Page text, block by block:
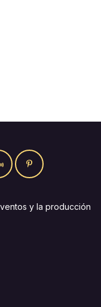
y la producción